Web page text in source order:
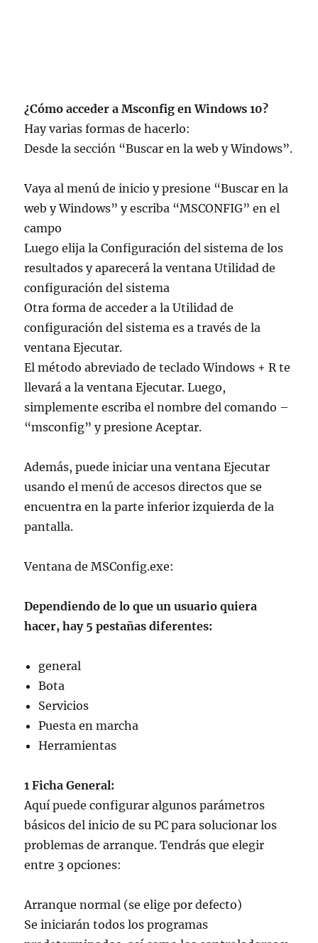
¿Cómo acceder a Msconfig en Windows 10?
Hay varias formas de hacerlo:
Desde la sección “Buscar en la web y Windows”.
Vaya al menú de inicio y presione “Buscar en la
web y Windows” y escriba “MSCONFIG” en el
campo
Luego elija la Configuración del sistema de los
resultados y aparecerá la ventana Utilidad de
configuración del sistema
Otra forma de acceder a la Utilidad de
configuración del sistema es a través de la
ventana Ejecutar.
El método abreviado de teclado Windows + R te
llevará a la ventana Ejecutar. Luego,
simplemente escriba el nombre del comando –
“msconfig” y presione Aceptar.
Además, puede iniciar una ventana Ejecutar
usando el menú de accesos directos que se
encuentra en la parte inferior izquierda de la
pantalla.
Ventana de MSConfig.exe:
Dependiendo de lo que un usuario quiera
hacer, hay 5 pestañas diferentes:
general
Bota
Servicios
Puesta en marcha
Herramientas
1 Ficha General:
Aquí puede configurar algunos parámetros
básicos del inicio de su PC para solucionar los
problemas de arranque. Tendrás que elegir
entre 3 opciones:
Arranque normal (se elige por defecto)
Se iniciarán todos los programas